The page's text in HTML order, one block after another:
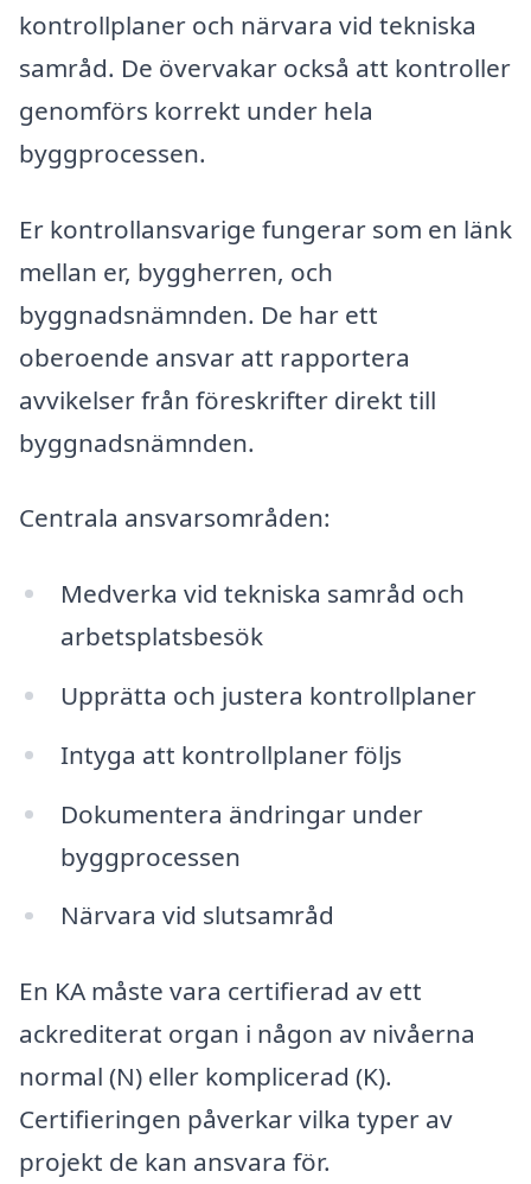
kontrollplaner och närvara vid tekniska
samråd. De övervakar också att kontroller
genomförs korrekt under hela
byggprocessen.
Er kontrollansvarige fungerar som en länk
mellan er, byggherren, och
byggnadsnämnden. De har ett
oberoende ansvar att rapportera
avvikelser från föreskrifter direkt till
byggnadsnämnden.
Centrala ansvarsområden:
Medverka vid tekniska samråd och
arbetsplatsbesök
Upprätta och justera kontrollplaner
Intyga att kontrollplaner följs
Dokumentera ändringar under
byggprocessen
Närvara vid slutsamråd
En KA måste vara certifierad av ett
ackrediterat organ i någon av nivåerna
normal (N) eller komplicerad (K).
Certifieringen påverkar vilka typer av
projekt de kan ansvara för.